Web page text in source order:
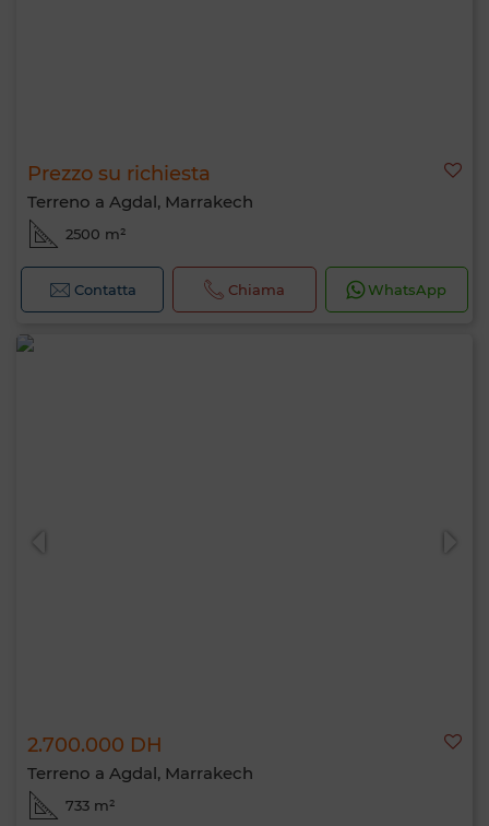
Prezzo su richiesta
Terreno a Agdal, Marrakech
2500 m²
Contatta Chiama WhatsApp
2.700.000 DH
Terreno a Agdal, Marrakech
733 m²